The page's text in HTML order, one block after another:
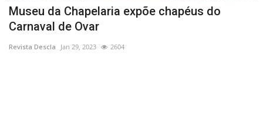
Museu da Chapelaria expõe chapéus do
Carnaval de Ovar
Revista Descla Jan 29, 2023 2604